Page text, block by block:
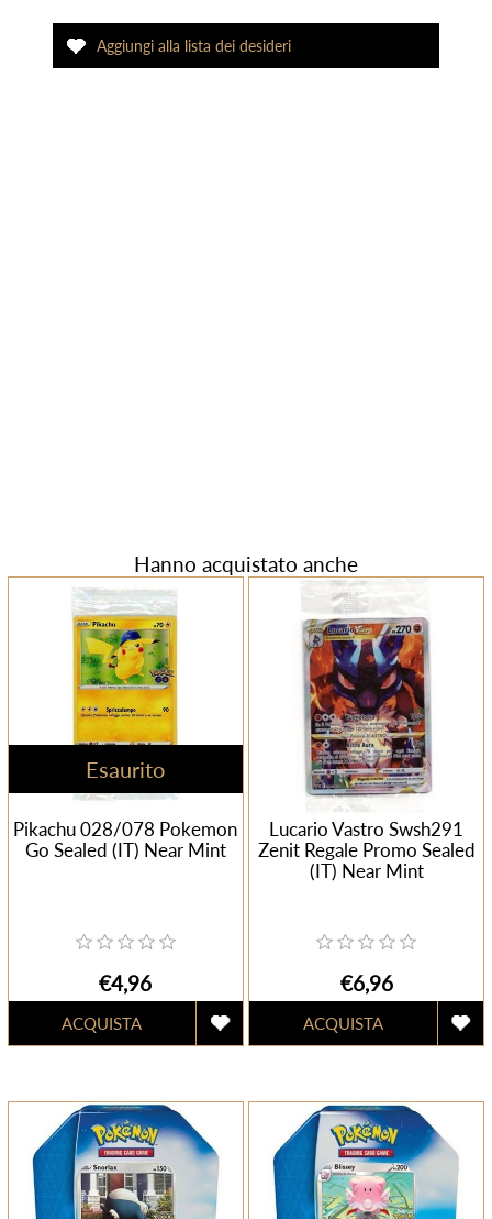
Hanno acquistato anche
Esaurito
Pikachu 028/078 Pokemon
Go Sealed (IT) Near Mint
€4,96
Lucario Vastro Swsh291
Zenit Regale Promo Sealed
(IT) Near Mint
€6,96